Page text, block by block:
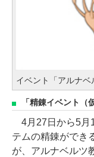
イベント「アルナベ
「精錬イベント（
4月27日から5月
テムの精錬ができ
が、アルナベルツ